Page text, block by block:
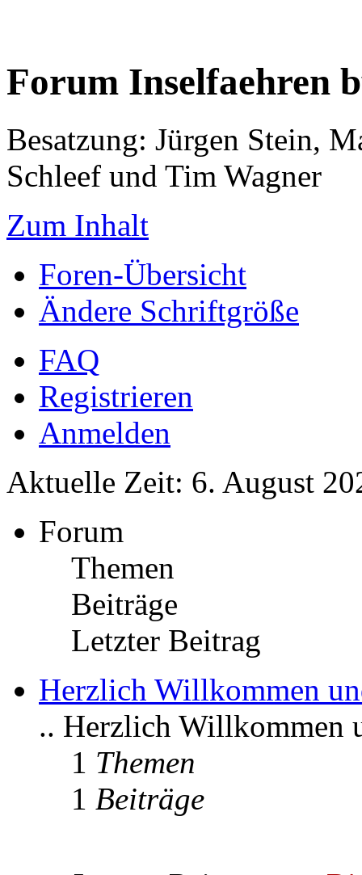
Forum Inselfaehren
Besatzung: Jürgen Stein,
Schleef und Tim Wagner
Zum Inhalt
Foren-Übersicht
Ändere Schriftgröße
FAQ
Registrieren
Anmelden
Aktuelle Zeit: 6. August
Forum
Themen
Beiträge
Letzter Beitrag
Herzlich Willkommen
.. Herzlich Willkommen
1 Themen
1 Beiträge